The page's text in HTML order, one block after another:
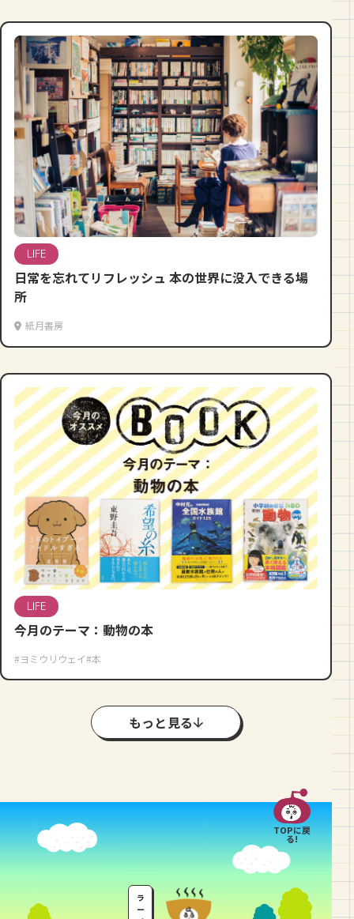
LIFE
日常を忘れてリフレッシュ 本の世界に没入できる場
所
紙月書房
LIFE
今月のテーマ：動物の本
#ヨミウリウェイ#本
もっと見る
TOPに戻
る!
ラ
ー